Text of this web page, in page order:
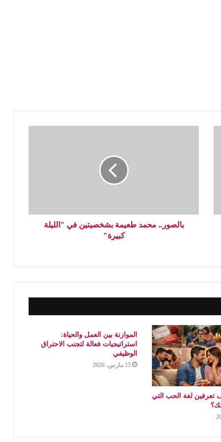
بالصور.. محمد طعيمة بشخصيتين في "الليلة
كبيرة"
تعرفين لغة الحب التي
الموازنة بين العمل والحياة:
استراتيجيات فعالة لتجنب الاحتراق
الوظيفي
15 مارس، 2026